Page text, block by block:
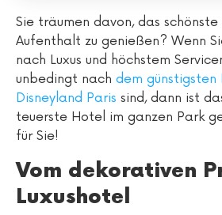
Sie träumen davon, das
Aufenthalt zu genießen? Wenn
nach Luxus und höchstem
unbedingt nach dem günstigsten
Disneyland Paris sind, dann ist
teuerste Hotel im ganzen Park
für Sie!
Vom dekorativen
Luxushotel